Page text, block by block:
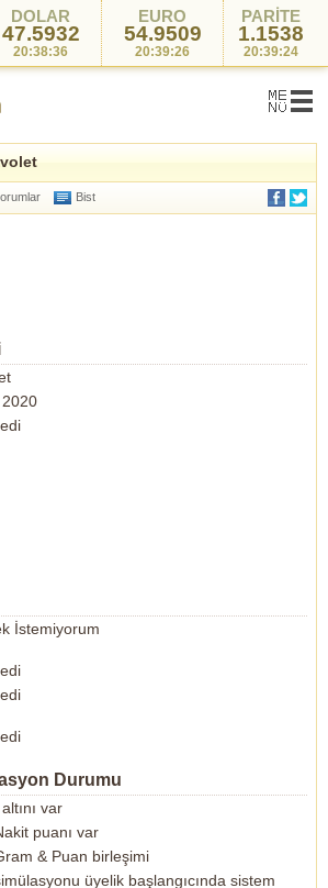
DOLAR
47.5932
20:38:36
EURO
54.9509
20:39:26
PARİTE
1.1538
20:39:24
Bist
İstemiyorum
Durumu
var
puanı var
& Puan birleşimi
üyelik başlangıcında sistem